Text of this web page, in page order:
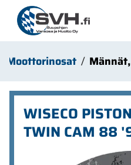
Siirry pääsisältöön
Moottorinosat
WISECO
TWIN CAM 88